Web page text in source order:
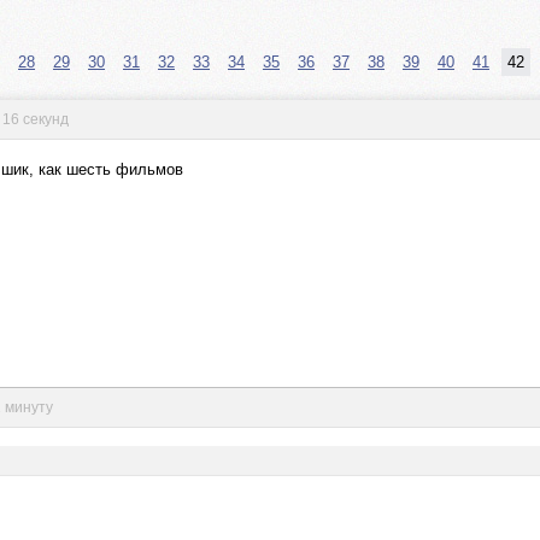
28 29 30 31 32 33 34 35 36 37 38 39 40 41 42
секунд
как шесть фильмов
минуту